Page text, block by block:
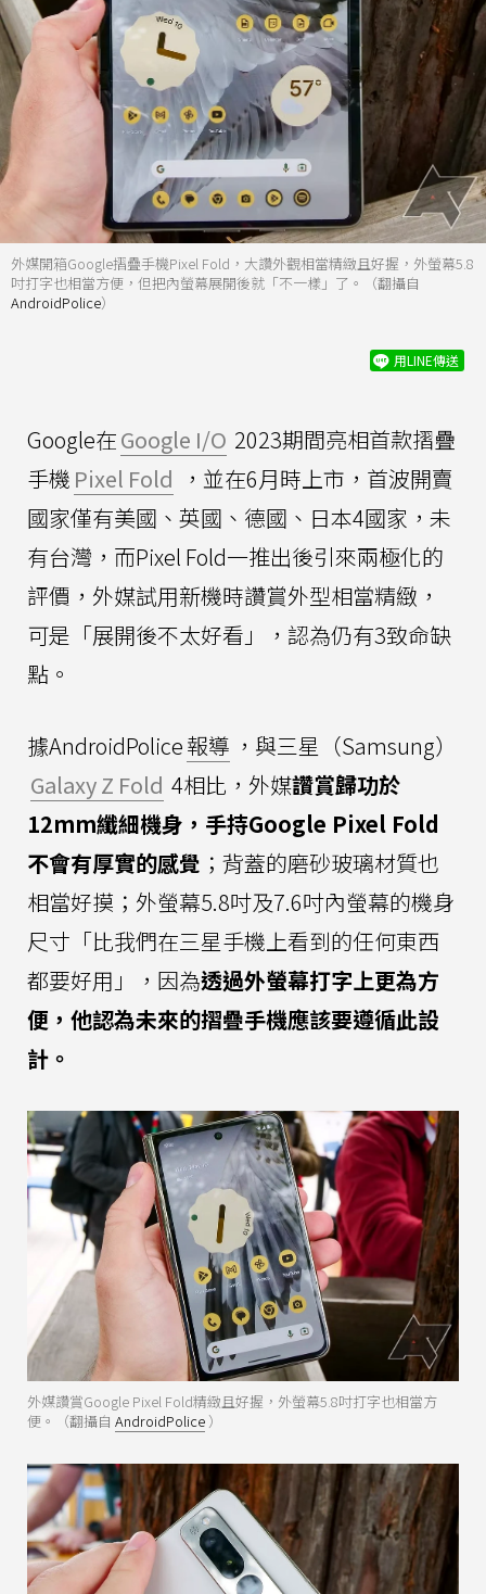
外媒開箱Google摺疊手機Pixel Fold，大讚外觀相當精緻且好握，外螢幕5.8
吋打字也相當方便，但把內螢幕展開後就「不一樣」了。（翻攝自
AndroidPolice）
用LINE傳送
Google在Google I/O 2023期間亮相首款摺疊
手機 Pixel Fold ，並在6月時上市，首波開賣
國家僅有美國、英國、德國、日本4國家，未
有台灣，而Pixel Fold一推出後引來兩極化的
評價，外媒試用新機時讚賞外型相當精緻，
可是「展開後不太好看」，認為仍有3致命缺
點。
據AndroidPolice報導 ，與三星（Samsung）
Galaxy Z Fold 4相比，外媒讚賞歸功於
12mm纖細機身，手持Google Pixel Fold
不會有厚實的感覺 ；背蓋的磨砂玻璃材質也
相當好摸；外螢幕5.8吋及7.6吋內螢幕的機身
尺寸「比我們在三星手機上看到的任何東西
都要好用」，因為透過外螢幕打字上更為方
便，他認為未來的摺疊手機應該要遵循此設
計。
外媒讚賞Google Pixel Fold精緻且好握，外螢幕5.8吋打字也相當方
便。（翻攝自 AndroidPolice ）